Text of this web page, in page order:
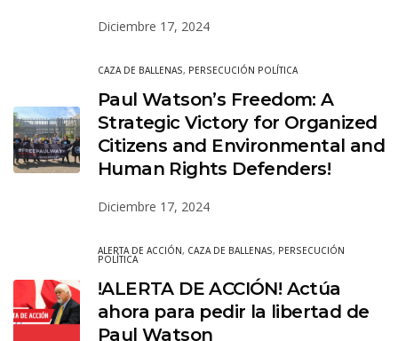
Diciembre 17, 2024
CAZA DE BALLENAS, PERSECUCIÓN POLÍTICA
Paul Watson’s Freedom: A
Strategic Victory for Organized
Citizens and Environmental and
Human Rights Defenders!
Diciembre 17, 2024
ALERTA DE ACCIÓN, CAZA DE BALLENAS, PERSECUCIÓN
POLÍTICA
!ALERTA DE ACCIÓN! Actúa
ahora para pedir la libertad de
Paul Watson